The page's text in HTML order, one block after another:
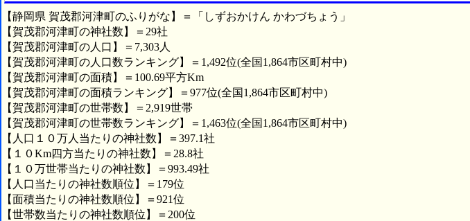
【静岡県 賀茂郡河津町のふりがな】＝「しずおかけん かわづちょう」
【賀茂郡河津町の神社数】＝29社
【賀茂郡河津町の人口】＝7,303人
【賀茂郡河津町の人口数ランキング】＝1,492位(全国1,864市区町村中)
【賀茂郡河津町の面積】＝100.69平方Km
【賀茂郡河津町の面積ランキング】＝977位(全国1,864市区町村中)
【賀茂郡河津町の世帯数】＝2,919世帯
【賀茂郡河津町の世帯数ランキング】＝1,463位(全国1,864市区町村中)
【人口１０万人当たりの神社数】＝397.1社
【１０Km四方当たりの神社数】＝28.8社
【１０万世帯当たりの神社数】＝993.49社
【人口当たりの神社数順位】＝179位
【面積当たりの神社数順位】＝921位
【世帯数当たりの神社数順位】＝200位